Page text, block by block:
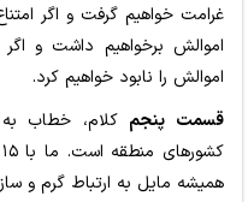
غرامت خواهیم گرفت و اگر
اموالش برخواهیم داشت و اگر
اموالش را نابود خواهیم کرد.
قسمت پنجم کلام، خطاب
همیشه مایل به ارتباط گرم و